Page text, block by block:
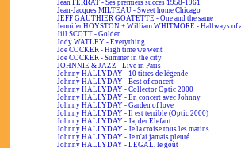
Jean FERRAT - Ses premiers succès 1958-1961
Jean-Jacques MILTEAU - Sweet home Chicago
JEFF GAUTHIER GOATETTE - One and the same
Jennifer HOYSTON + William WHITMORE - Hallways of
Jill SCOTT - Golden
Jody WATLEY - Everything
Joe COCKER - High time we went
Joe COCKER - Summer in the city
JOHNNIE & JAZZ - Live in Paris
Johnny HALLYDAY - 10 titres de légende
Johnny HALLYDAY - Best of concert
Johnny HALLYDAY - Collector Optic 2000
Johnny HALLYDAY - En concert avec Johnny
Johnny HALLYDAY - Garden of love
Johnny HALLYDAY - Il est terrible (Optic 2000)
Johnny HALLYDAY - Ja, der Elefant
Johnny HALLYDAY - Je la croise tous les matins
Johnny HALLYDAY - Je n'ai jamais pleuré
Johnny HALLYDAY - LEGAL, le goût